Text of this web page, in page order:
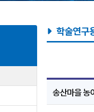
학술연구
송산마을 농